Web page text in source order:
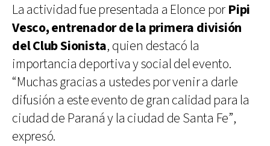
La actividad fue presentada a Elonce por Pipi
Vesco, entrenador de la primera división
del Club Sionista, quien destacó la
importancia deportiva y social del evento.
“Muchas gracias a ustedes por venir a darle
difusión a este evento de gran calidad para la
ciudad de Paraná y la ciudad de Santa Fe”,
expresó.